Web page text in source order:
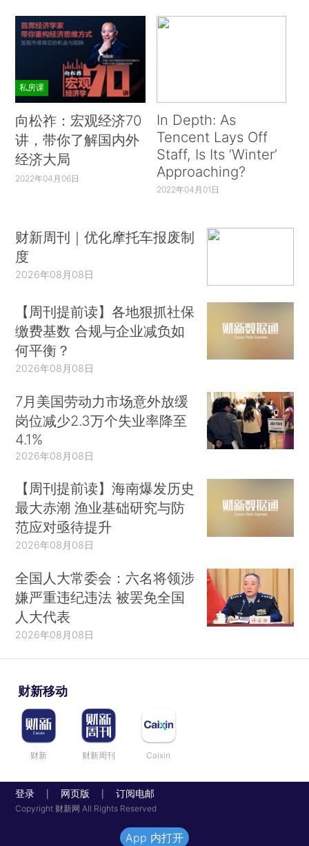
私房课
向松祚：宏观经济70
讲，带你了解国内外
经济大局
2022年04月06日
In Depth: As
Tencent Lays Off
Staff, Is Its ‘Winter’
Approaching?
2022年04月01日
财新周刊｜优化摩托车报废制
度
2026年08月08日
【周刊提前读】各地狠抓社保
缴费基数 合规与企业减负如
何平衡？
2026年08月08日
7月美国劳动力市场意外放缓
岗位减少2.3万个失业率降至
4.1%
2026年08月08日
【周刊提前读】海南爆发历史
最大赤潮 渔业基础研究与防
范应对亟待提升
2026年08月08日
全国人大常委会：六名将领涉
嫌严重违纪违法 被罢免全国
人大代表
2026年08月08日
财新移动
财新 财新周刊 Caixin
登录 网页版 订阅电邮
Copyright 财新网 All Rights Reserved
App 内打开